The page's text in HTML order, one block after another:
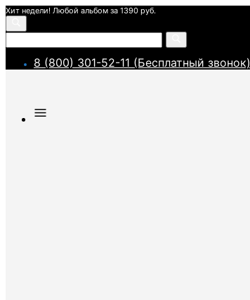
Хит недели! Любой альбом за 1390 руб.
8 (800) 301-52-11 (Бесплатный звонок)